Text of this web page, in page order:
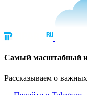
Cамый масштабный
Рассказываем о